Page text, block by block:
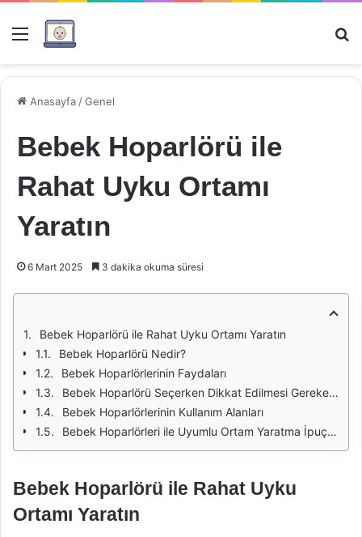
Menü
Anasayfa /Genel
Bebek Hoparlörü ile
Rahat Uyku Ortamı
Yaratın
6 Mart 2025 3 dakika okuma süresi
Bebek Hoparlörü ile Rahat Uyku Ortamı Yaratın
Bebek Hoparlörü Nedir?
Bebek Hoparlörlerinin Faydaları
Bebek Hoparlörü Seçerken Dikkat Edilmesi Gerekenler
Bebek Hoparlörlerinin Kullanım Alanları
Bebek Hoparlörleri ile Uyumlu Ortam Yaratma İpuçları
Bebek Hoparlörü ile Rahat Uyku
Ortamı Yaratın